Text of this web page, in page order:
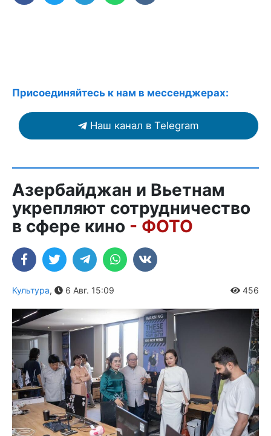
Присоединяйтесь к нам в мессенджерах:
Наш канал в Telegram
Азербайджан и Вьетнам
укрепляют сотрудничество
в сфере кино - ФОТО
Культура, 6 Авг. 15:09 456